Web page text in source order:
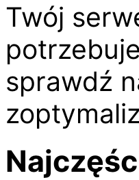
Twój
sprawdź